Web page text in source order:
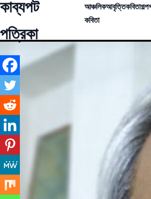
কাব্যপট
পত্রিকা
আঞ্চলিক
কবিতা
আবৃত্তিকবিতাগল্প